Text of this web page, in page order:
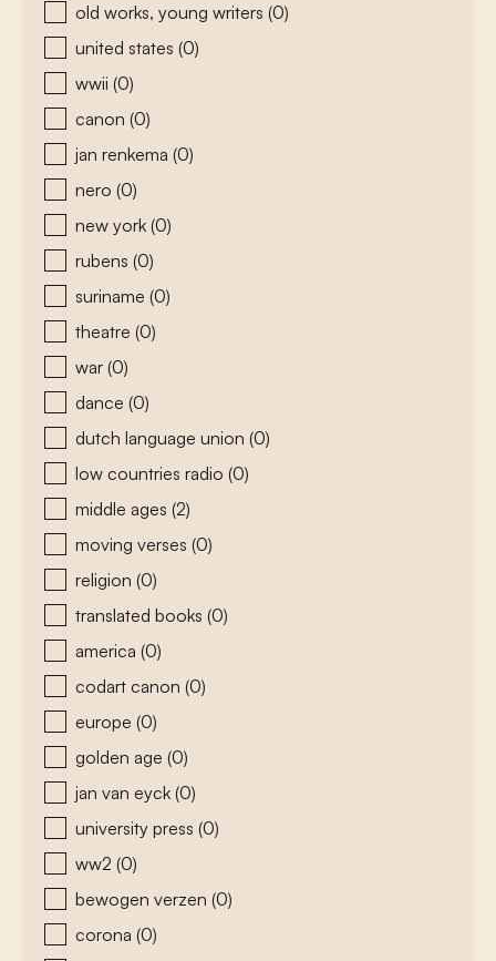
old works, young writers (0)
united states (0)
wwii (0)
canon (0)
jan renkema (0)
nero (0)
new york (0)
rubens (0)
suriname (0)
theatre (0)
war (0)
dance (0)
dutch language union (0)
low countries radio (0)
middle ages (2)
moving verses (0)
religion (0)
translated books (0)
america (0)
codart canon (0)
europe (0)
golden age (0)
jan van eyck (0)
university press (0)
ww2 (0)
bewogen verzen (0)
corona (0)